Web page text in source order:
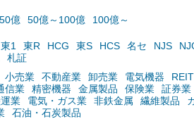
億 50億～100億 100億～
東1 東R HCG 東S HCS 名セ NJS
札証
小売業 不動産業 卸売業 電気機器 REIT
信業 精密機器 金属製品 保険業 証券業
業 電気・ガス業 非鉄金属 繊維製品
石油・石炭製品